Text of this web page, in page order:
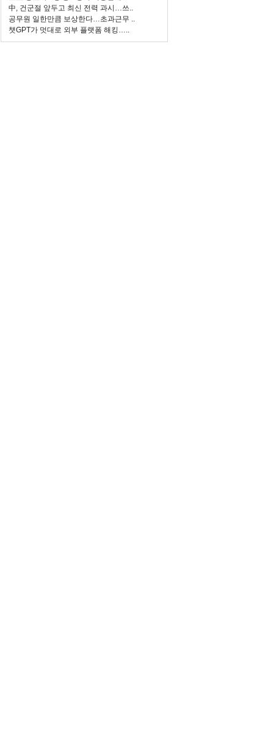
中, 건군절 앞두고 최신 전력 과시…쓰..
공무원 일한만큼 보상한다…초과근무 ..
챗GPT가 멋대로 외부 플랫폼 해킹…..